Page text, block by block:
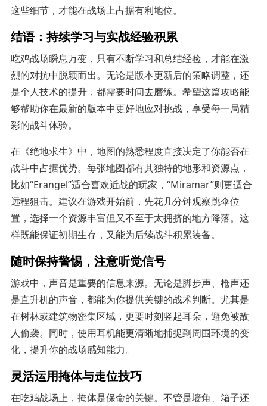
这些细节，才能在战场上占据有利地位。
结语：持续学习与实战经验积累
吃鸡战场瞬息万变，只有不断学习和总结经验，才能在激
烈的对抗中脱颖而出。无论是版本更新后的策略调整，还
是个人技术的提升，都需要时间去磨练。希望这篇攻略能
够帮助你在最新的版本中更好地应对挑战，享受每一局精
彩的战斗体验。
在《绝地求生》中，地图的熟悉程度直接决定了你能否在
战斗中占据优势。每张地图都有其独特的地形和资源点，
比如“Erangel”适合喜欢近战的玩家，“Miramar”则更适合
远程狙击。建议在游戏开始前，先花几分钟观察跳伞位
置，选择一个资源丰富但又不至于太拥挤的地方降落。这
样既能保证初期生存，又能为后续战斗积累装备。
随时保持警惕，注意听觉信号
游戏中，声音是重要的信息来源。无论是脚步声、枪声还
是直升机的声音，都能为你提供关键的战术判断。尤其是
在树林或建筑物密集区域，更要时刻竖起耳朵，避免被敌
人偷袭。同时，使用耳机能更清晰地捕捉到周围环境的变
化，提升你的战场感知能力。
灵活运用掩体与走位技巧
在吃鸡战场上，掩体是保命的关键。不管是墙角、箱子还